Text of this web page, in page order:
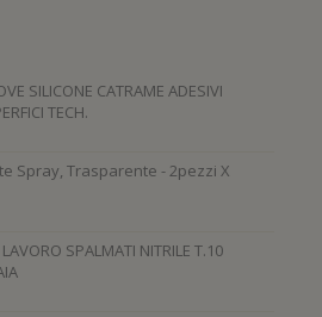
SILICONE CATRAME ADESIVI
TECH.
Spray, Trasparente - 2pezzi X
SPALMATI NITRILE T.10